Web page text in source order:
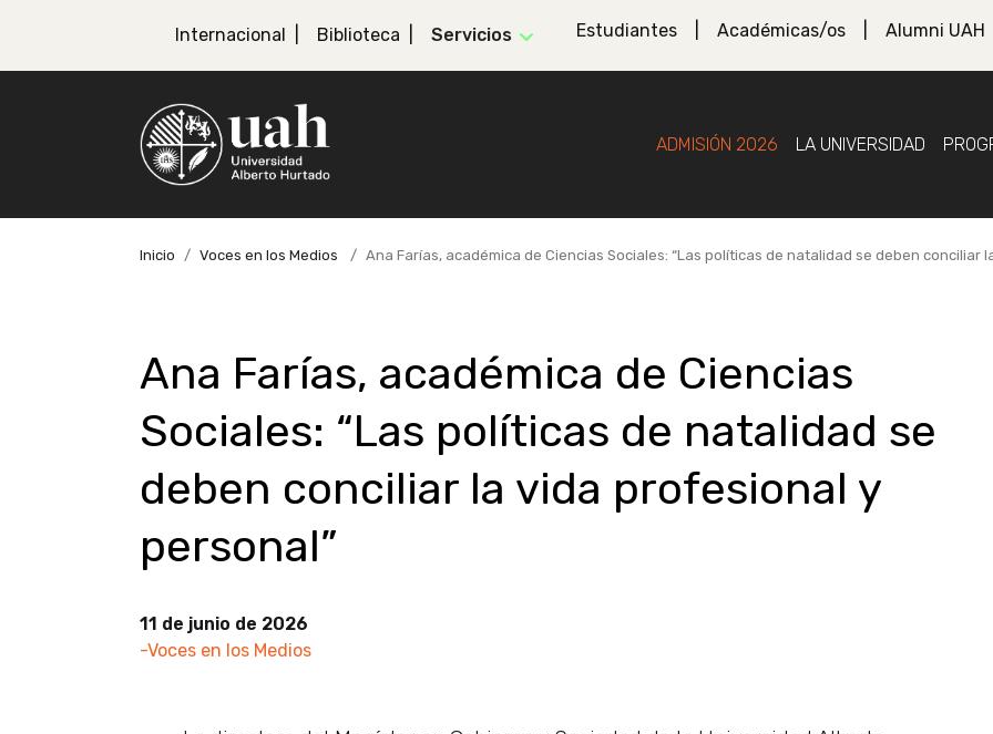
Internacional Biblioteca Servicios Estudiantes Académicas/os Alumni UAH
ADMISIÓN 2026 LA UNIVERSIDAD
Inicio Voces en los Medios Ana Farías, académica de Ciencias Sociales: “Las políticas de natalidad se deben conciliar
Ana Farías, académica de Ciencias
Sociales: “Las políticas de natalidad se
deben conciliar la vida profesional y
personal”
11 de junio de 2026
-Voces en los Medios